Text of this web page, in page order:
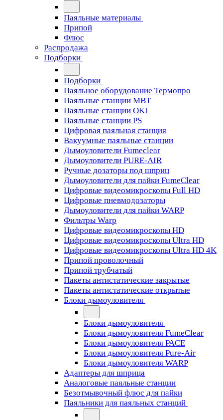
Паяльные материалы
Припой
Флюс
Распродажа
Подборки
Подборки
Паяльное оборудование Термопро
Паяльные станции MBT
Паяльные станции OKI
Паяльные станции PS
Цифровая паяльная станция
Вакуумные паяльные станции
Дымоуловители Fumeclear
Дымоуловители PURE-AIR
Ручные дозаторы под шприц
Дымоуловители для пайки FumeClear
Цифровые видеомикроскопы Full HD
Цифровые пневмодозаторы
Дымоуловители для пайки WARP
Фильтры Warp
Цифровые видеомикроскопы HD
Цифровые видеомикроскопы Ultra HD
Цифровые видеомикроскопы Ultra HD 4K
Припой проволочный
Припой трубчатый
Пакеты антистатические закрытые
Пакеты антистатические открытые
Блоки дымоуловителя
Блоки дымоуловителя
Блоки дымоуловителя FumeClear
Блоки дымоуловителя PACE
Блоки дымоуловителя Pure-Air
Блоки дымоуловителя WARP
Адаптеры для шприца
Аналоговые паяльные станции
Безотмывочный флюс для пайки
Паяльники для паяльных станций